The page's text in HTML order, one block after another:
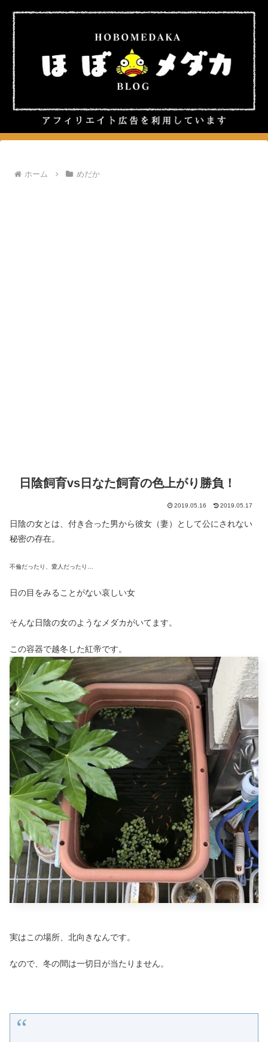
ホーム めだか
日陰飼育vs日なた飼育の色上がり勝負！
2019.05.16 2019.05.17
日陰の女とは、付き合った男から彼女（妻）として公にされない
秘密の存在。
不倫だったり、愛人だったり
日の目をみることがない哀しい女
そんな日陰の女のようなメダカがいてます。
この容器で越冬した紅帝です。
実はこの場所、北向きなんです。
なので、冬の間は一切日が当たりません。